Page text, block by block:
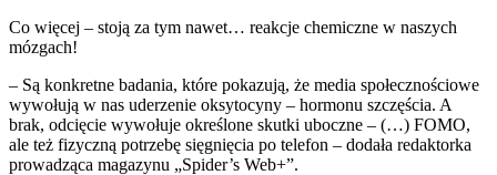
Co więcej – stoją za tym nawet… reakcje chemiczne w naszych
mózgach!
– Są konkretne badania, które pokazują, że media społecznościowe
wywołują w nas uderzenie oksytocyny – hormonu szczęścia. A
brak, odcięcie wywołuje określone skutki uboczne – (…) FOMO,
ale też fizyczną potrzebę sięgnięcia po telefon – dodała redaktorka
prowadząca magazynu „Spider’s Web+”.